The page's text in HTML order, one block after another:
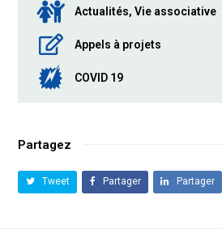
Actualités, Vie associative
Appels à projets
COVID 19
Partagez
Tweet Partager Partager